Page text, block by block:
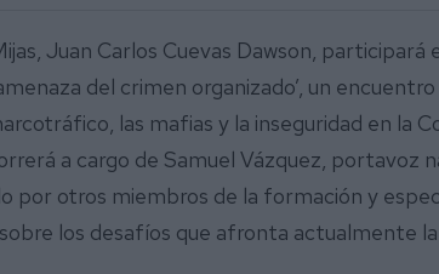
Juan Carlos Cuevas Dawson, participará
del crimen organizado’, un
las mafias y la inseguridad en la
a cargo de Samuel Vázquez, portavoz
por otros miembros de la formación y
los desafíos que afronta actualmente